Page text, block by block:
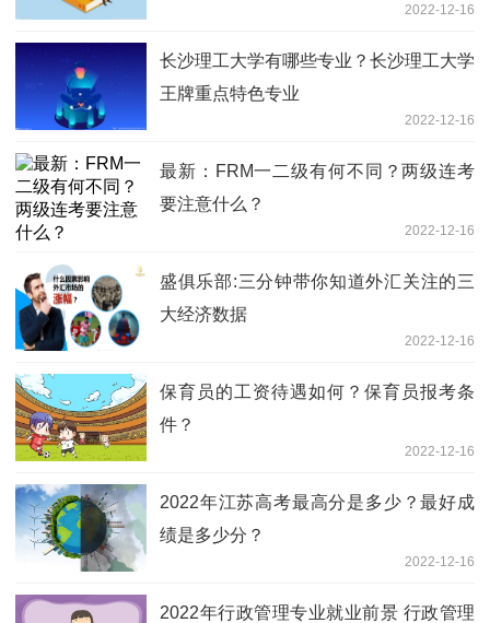
2022-12-16
长沙理工大学有哪些专业？长沙理工大学
王牌重点特色专业
2022-12-16
最新：FRM一二级有何不同？两级连考
要注意什么？
2022-12-16
盛俱乐部:三分钟带你知道外汇关注的三
大经济数据
2022-12-16
保育员的工资待遇如何？保育员报考条
件？
2022-12-16
2022年江苏高考最高分是多少？最好成
绩是多少分？
2022-12-16
2022年行政管理专业就业前景 行政管理